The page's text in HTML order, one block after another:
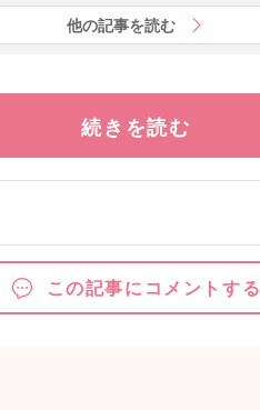
他の記事を読む
続きを読む
この記事にコメントする